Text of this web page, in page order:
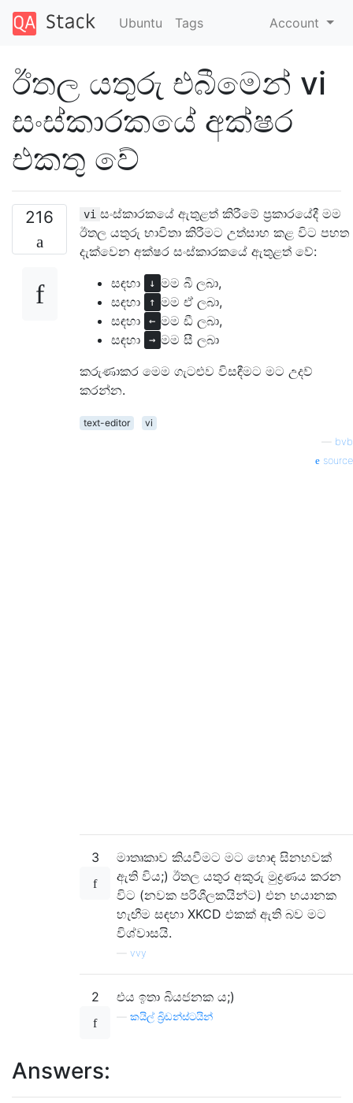
Ubuntu Tags Account
ඊතල යතුරු එබීමෙන් vi
සංස්කාරකයේ අක්ෂර
එකතු වේ
216 vi සංස්කාරකයේ ඇතුළත් කිරීමේ ප්‍රකාරයේදී මම
ඊතල යතුරු භාවිතා කිරීමට උත්සාහ කළ විට පහත
දැක්වෙන අක්ෂර සංස්කාරකයේ ඇතුළත් වේ:
සඳහා
↓ මම බී ලබා,
සඳහා
↑ මම ඒ ලබා,
සඳහා
← මම ඩී ලබා,
සඳහා
→ මම සී ලබා
කරුණාකර මෙම ගැටළුව විසඳීමට මට උදව්
කරන්න.
text-editor
vi
bvb
source
3
මාතෘකාව කියවීමට මට හොඳ සිනහවක්
ඇති විය;) ඊතල යතුර අකුරු මුද්‍රණය කරන
විට (නවක පරිශීලකයින්ට) එන භයානක
හැඟීම සඳහා XKCD එකක් ඇති බව මට
විශ්වාසයි.
vvy
2 එය ඉතා බියජනක ය;)
කයිල් බ්‍රිඩන්ස්ටයින්
Answers: